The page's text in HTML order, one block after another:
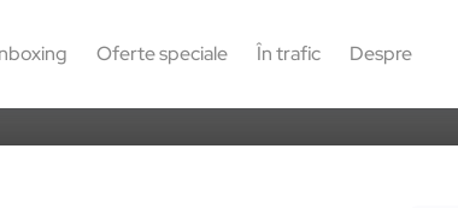
Oferte speciale În trafic Despre